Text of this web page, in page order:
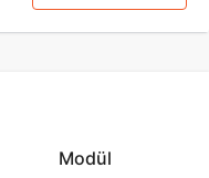
Modül